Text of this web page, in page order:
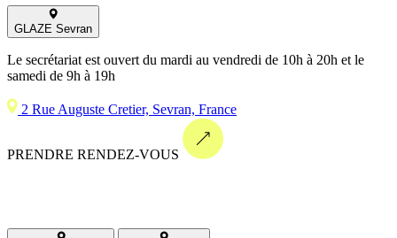
GLAZE Sevran
Le secrétariat est ouvert du mardi au vendredi de 10h à 20h et le
samedi de 9h à 19h
2 Rue Auguste Cretier, Sevran, France
PRENDRE RENDEZ-VOUS